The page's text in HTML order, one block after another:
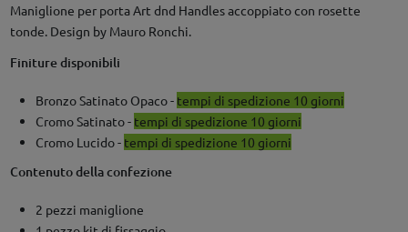
Maniglione per porta Art dnd Handles accoppiato con rosette
tonde. Design by Mauro Ronchi.
Finiture disponibili
Bronzo Satinato Opaco - tempi di spedizione 10 giorni
Cromo Satinato - tempi di spedizione 10 giorni
Cromo Lucido - tempi di spedizione 10 giorni
Contenuto della confezione
2 pezzi maniglione